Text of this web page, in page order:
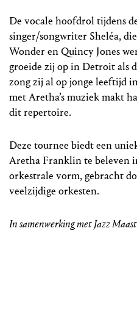
De vocale hoofdrol tijdens
singer/songwriter Sheléa,
Wonder en Quincy Jones
groeide zij op in Detroit als
zong zij al op jonge leeftijd
met Aretha’s muziek makt
dit repertoire.
Deze tournee biedt een
Aretha Franklin te beleven
orkestrale vorm, gebracht
veelzijdige orkesten.
In samenwerking met Jazz